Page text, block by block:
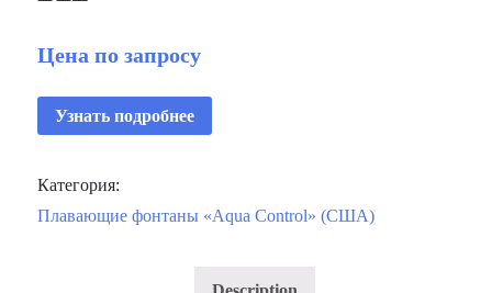
Цена по запросу
Узнать подробнее
Категория:
Плавающие фонтаны «Aqua Control» (США)